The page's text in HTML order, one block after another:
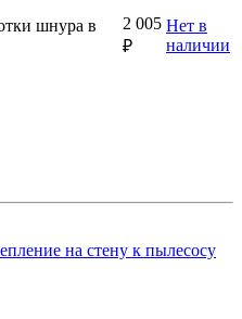
шнура в
2 005
₽
Нет в
наличии
на стену к пылесосу